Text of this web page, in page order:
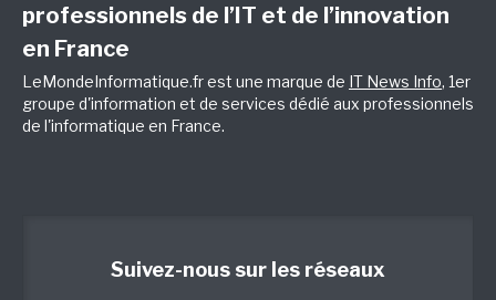
professionnels de l’IT et de l’innovation
en France
LeMondeInformatique.fr est une marque de IT News Info, 1er
groupe d'information et de services dédié aux professionnels
de l'informatique en France.
Suivez-nous sur les réseaux